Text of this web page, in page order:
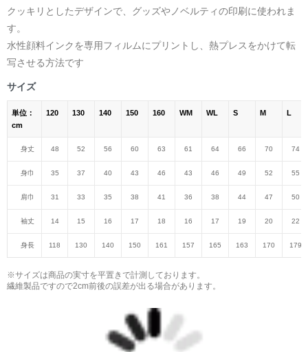
クッキリとしたデザインで、グッズやノベルティの印刷に使われま
す。
水性顔料インクを専用フィルムにプリントし、熱プレスをかけて転
写させる方法です
サイズ
単位：
cm
120 130 140 150 160 WM WL S M L
身丈 48 52 56 60 63 61 64 66 70 74
身巾 35 37 40 43 46 43 46 49 52 55
肩巾 31 33 35 38 41 36 38 44 47 50
袖丈 14 15 16 17 18 16 17 19 20 22
身長 118 130 140 150 161 157 165 163 170 179
※サイズは商品の実寸を平置きで計測しております。
繊維製品ですので2cm前後の誤差が出る場合があります。